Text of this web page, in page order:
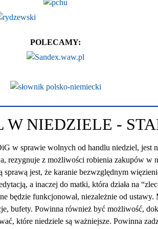
POLECAMY:
W NIEDZIELE -
w sprawie wolnych od handlu niedziel, jest
rezygnuje z możliwości robienia zakupów w
sprawą jest, że karanie bezwzględnym
a inaczej do matki, która działa na
będzie funkcjonował, niezależnie od
bufety. Powinna również być możliwość,
które niedziele są ważniejsze. Powinna